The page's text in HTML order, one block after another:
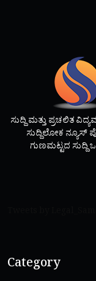
ಸುದ್ದಿ ಮತ್ತು ಪ್ರಚಲಿತ
ಸುದ್ದಿಲೋಕ ನ್ಯೂಸ್
ಗುಣಮಟ್ಟದ ಸುದ್ದಿ
Category